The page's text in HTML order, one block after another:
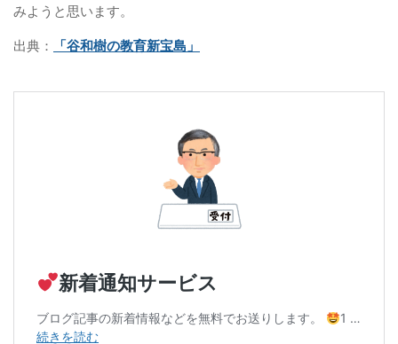
みようと思います。
出典：
「谷和樹の教育新宝島」